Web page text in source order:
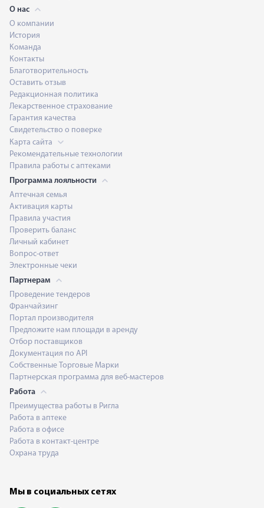
О нас
О компании
История
Команда
Контакты
Благотворительность
Оставить отзыв
Редакционная политика
Лекарственное страхование
Гарантия качества
Свидетельство о поверке
Карта сайта
Рекомендательные технологии
Правила работы с аптеками
Программа лояльности
Аптечная семья
Активация карты
Правила участия
Проверить баланс
Личный кабинет
Вопрос-ответ
Электронные чеки
Партнерам
Проведение тендеров
Франчайзинг
Портал производителя
Предложите нам площади в аренду
Отбор поставщиков
Документация по API
Собственные Торговые Марки
Партнерская программа для веб-мастеров
Работа
Преимущества работы в Ригла
Работа в аптеке
Работа в офисе
Работа в контакт-центре
Охрана труда
Мы в социальных сетях